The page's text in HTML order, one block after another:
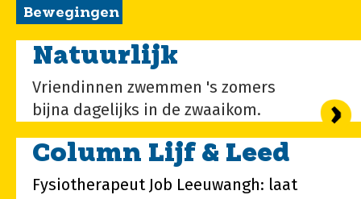
Bewegingen
Natuurlijk
Vriendinnen zwemmen 's zomers
bijna dagelijks in de zwaaikom.
Column Lijf & Leed
Fysiotherapeut Job Leeuwangh: laat